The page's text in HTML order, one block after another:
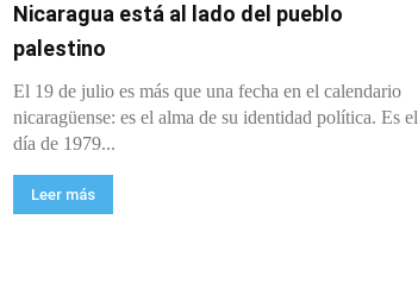
Nicaragua está al lado del pueblo
palestino
El 19 de julio es más que una fecha en el calendario
nicaragüense: es el alma de su identidad política. Es el
día de 1979...
Leer más